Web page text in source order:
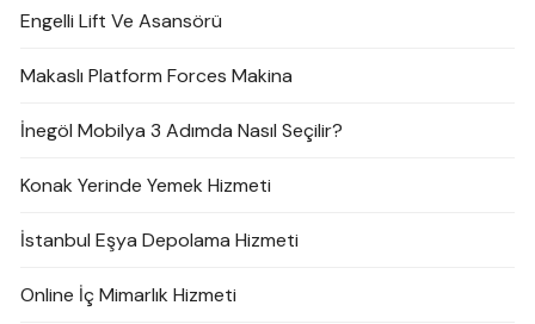
Engelli Lift Ve Asansörü
Makaslı Platform Forces Makina
İnegöl Mobilya 3 Adımda Nasıl Seçilir?
Konak Yerinde Yemek Hizmeti
İstanbul Eşya Depolama Hizmeti
Online İç Mimarlık Hizmeti